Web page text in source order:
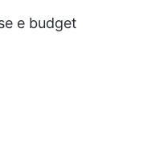
e budget